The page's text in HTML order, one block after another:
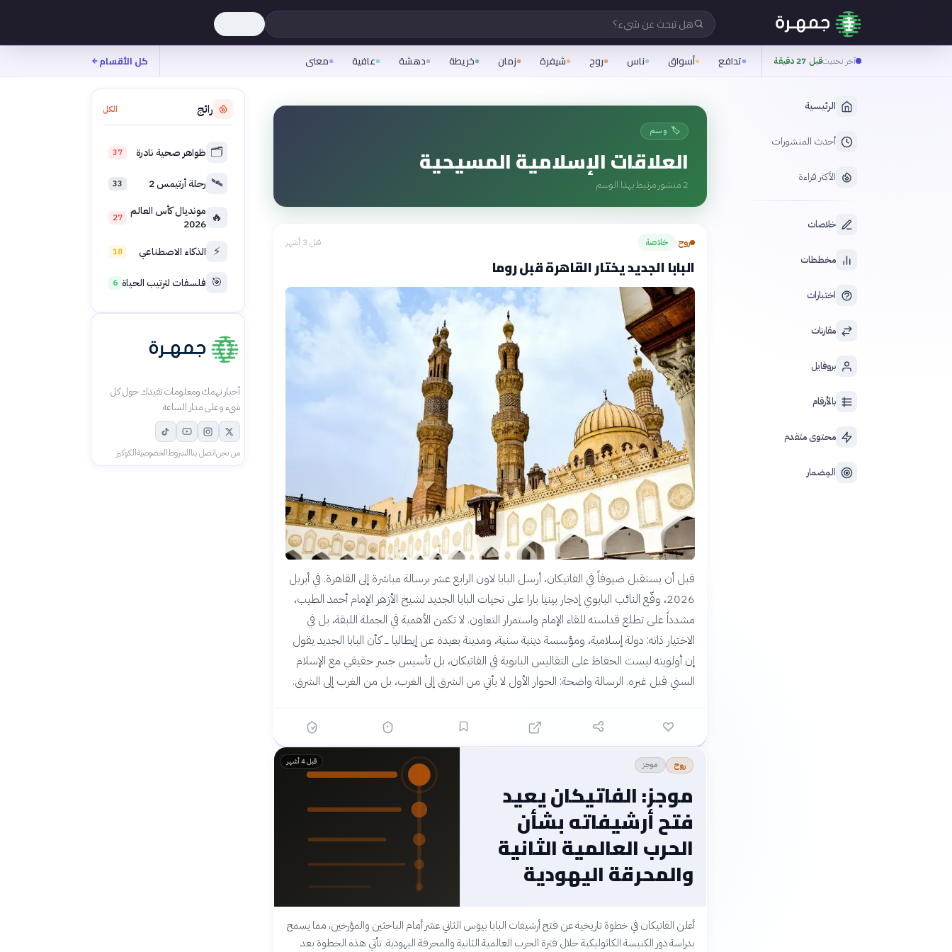
هل تبحث عن شيء؟
آخر تحديثقبل 27 دقيقة تدافع أسواق ناس روح شيفرة زمان خريطة دهشة عافية معنى كل الأقسام
الرئيسية
أحدث المنشورات
الأكثر قراءة
خلاصات
مخططات
اختبارات
مقارنات
بروفايل
بالأرقام
محتوى متقدم
المِضمار
🏷️ وسم
العلاقات الإسلامية المسيحية
2 منشور مرتبط بهذا الوسم
روح› خلاصة قبل 3 أشهر
البابا الجديد يختار القاهرة قبل روما
قبل أن يستقبل ضيوفاً في الفاتيكان، أرسل البابا لاون الرابع عشر برسالة مباشرة إلى القاهرة. في أبريل
2026، وقّع النائب البابوي إدجار بينيا بارا على تحيات البابا الجديد لشيخ الأزهر الإمام أحمد الطيب،
مشدداً على تطلع قداسته للقاء الإمام واستمرار التعاون. لا تكمن الأهمية في الجملة اللبقة، بل في
الاختيار ذاته: دولة إسلامية، ومؤسسة دينية سنية، ومدينة بعيدة عن إيطاليا ـــ كأن البابا الجديد يقول
إن أولويته ليست الحفاظ على التقاليس البابوية في الفاتيكان، بل تأسيس جسر حقيقي مع الإسلام
السني قبل غيره. الرسالة واضحة: الحوار الأول لا يأتي من الشرق إلى الغرب، بل من الغرب إلى الشرق.
روح موجز
موجز: الفاتيكان يعيد
فتح أرشيفاته بشأن
الحرب العالمية الثانية
والمحرقة اليهودية
قبل 4 أشهر
أعلن الفاتيكان في خطوة تاريخية عن فتح أرشيفات البابا بيوس الثاني عشر أمام الباحثين والمؤرخين، مما يسمح
بدراسة دور الكنيسة الكاثوليكية خلال فترة الحرب العالمية الثانية والمحرقة اليهودية. تأتي هذه الخطوة بعد
رائج الكل
🗂️ ظواهر صحية نادرة 37
🛰️ رحلة أرتيمس 2 33
🔥 مونديال كأس العالم
2026
27
⚡ الذكاء الاصطناعي 18
🎯 فلسفات لترتيب الحياة 6
أخبار تهمك ومعلومات تفيدك حول كل
شيء وعلى مدار الساعة
من نحناتصل بناالشروطالخصوصيةالكوكيز